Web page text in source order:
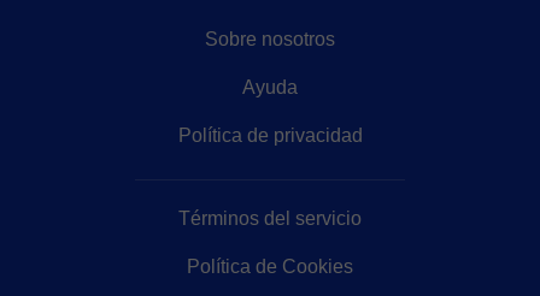
Sobre nosotros
Ayuda
Política de privacidad
Términos del servicio
Política de Cookies